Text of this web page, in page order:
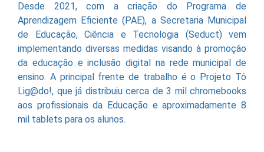
Desde 2021, com a criação do Programa de
Aprendizagem Eficiente (PAE), a Secretaria Municipal
de Educação, Ciência e Tecnologia (Seduct) vem
implementando diversas medidas visando à promoção
da educação e inclusão digital na rede municipal de
ensino. A principal frente de trabalho é o Projeto Tô
Lig@do!, que já distribuiu cerca de 3 mil chromebooks
aos profissionais da Educação e aproximadamente 8
mil tablets para os alunos.